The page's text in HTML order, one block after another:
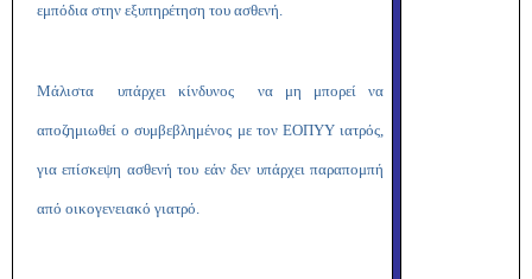
εμπόδια στην εξυπηρέτηση του ασθενή.
Μάλιστα υπάρχει κίνδυνος να μη μπορεί να
αποζημιωθεί ο συμβεβλημένος με τον ΕΟΠΥΥ ιατρός,
για επίσκεψη ασθενή του εάν δεν υπάρχει παραπομπή
από οικογενειακό γιατρό.